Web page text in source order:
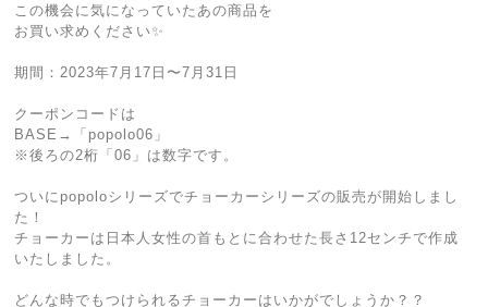
この機会に気になっていたあの商品を
お買い求めください✨
期間：2023年7月17日〜7月31日
クーポンコードは
BASE→「popolo06」
※後ろの2桁「06」は数字です。
ついにpopoloシリーズでチョーカーシリーズの販売が開始しまし
た！
チョーカーは日本人女性の首もとに合わせた長さ12センチで作成
いたしました。
どんな時でもつけられるチョーカーはいかがでしょうか？？